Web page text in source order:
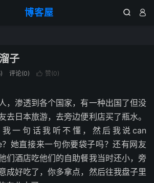
博客屋  
子
评论(0)  赞(0)
，渗透到各个国家，有一种出国了但没
去日本旅游，去旁边便利店买了瓶水。
一句话我听不懂，然后我说can
她直接来一句你要袋子吗？还有网友
们酒店吃他们的自助餐我当时还小，旁
成好吃了，你多拿点，然后往我盘子里